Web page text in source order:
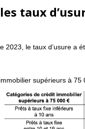
taux
2023, le taux d’usure a
supérieurs à 75